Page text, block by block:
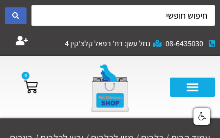
08-6435030 נחל עשן: רח’ רפאל קלצ’קין 4
0